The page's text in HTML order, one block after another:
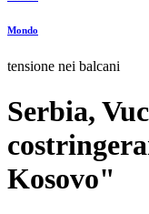
Mondo
tensione nei balcani
Serbia,
Kosovo"